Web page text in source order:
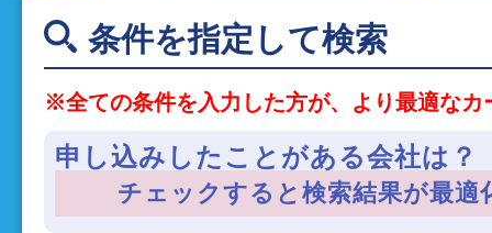
条件を指定して検索
※全ての条件を入力した方が、より最適なカ
申し込みしたことがある会社は？
チェックすると検索結果が最適